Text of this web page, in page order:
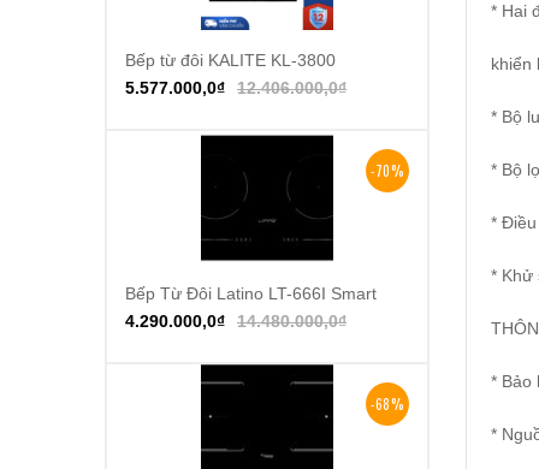
* Hai
khiển
* Bộ
* Bộ
*
* Khử
* Bảo
*
Thêm vào giỏ hàng
Bếp từ đôi KALITE KL-3800
12.406.000,0₫
5.577.000,0₫
-70%
Thêm vào giỏ hàng
Bếp Từ Đôi Latino LT-666I Smart
14.480.000,0₫
4.290.000,0₫
-68%